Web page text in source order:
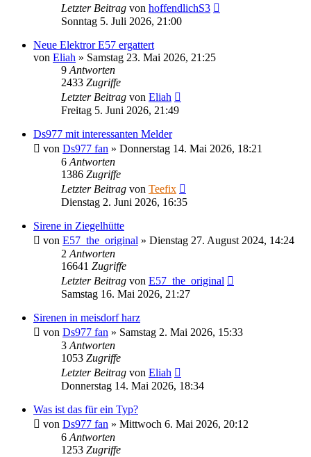
Letzter Beitrag von hoffendlichS3
Sonntag 5. Juli 2026, 21:00
Neue Elektror E57 ergattert
von Eliah » Samstag 23. Mai 2026, 21:25
9 Antworten
2433 Zugriffe
Letzter Beitrag von Eliah
Freitag 5. Juni 2026, 21:49
Ds977 mit interessanten Melder
von Ds977 fan » Donnerstag 14. Mai 2026, 18:21
6 Antworten
1386 Zugriffe
Letzter Beitrag von Teefix
Dienstag 2. Juni 2026, 16:35
Sirene in Ziegelhütte
von E57_the_original » Dienstag 27. August 2024, 14:24
2 Antworten
16641 Zugriffe
Letzter Beitrag von E57_the_original
Samstag 16. Mai 2026, 21:27
Sirenen in meisdorf harz
von Ds977 fan » Samstag 2. Mai 2026, 15:33
3 Antworten
1053 Zugriffe
Letzter Beitrag von Eliah
Donnerstag 14. Mai 2026, 18:34
Was ist das für ein Typ?
von Ds977 fan » Mittwoch 6. Mai 2026, 20:12
6 Antworten
1253 Zugriffe